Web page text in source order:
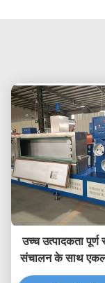
उच्च उत्पादकता पूर्ण
संचालन के साथ एकल
स्ट्रैप बनाने की